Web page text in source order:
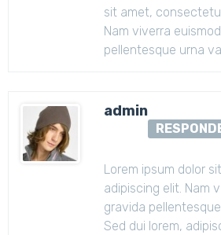
sit amet,
Nam viverra
pellentesque urna
admin
Lorem ipsum dolor
adipiscing elit. Nam
gravida
Sed dui lorem,